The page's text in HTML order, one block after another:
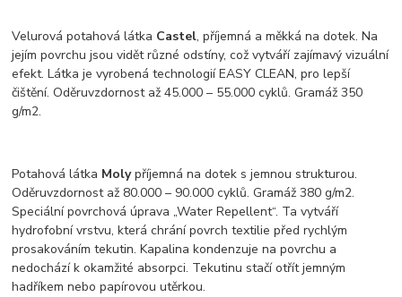
Velurová potahová látka Castel, příjemná a měkká na dotek. Na
jejím povrchu jsou vidět různé odstíny, což vytváří zajímavý vizuální
efekt. Látka je vyrobená technologií EASY CLEAN, pro lepší
čištění. Oděruvzdornost až 45.000 – 55.000 cyklů. Gramáž 350
g/m2.
Potahová látka Molypříjemná na dotek s jemnou strukturou.
Oděruvzdornost až 80.000 – 90.000 cyklů. Gramáž 380 g/m2.
Speciální povrchová úprava „Water Repellent“. Ta vytváří
hydrofobní vrstvu, která chrání povrch textilie před rychlým
prosakováním tekutin. Kapalina kondenzuje na povrchu a
nedochází k okamžité absorpci. Tekutinu stačí otřít jemným
hadříkem nebo papírovou utěrkou.